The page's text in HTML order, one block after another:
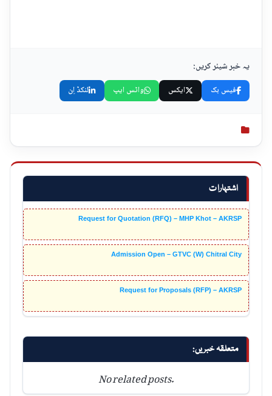
اشتہارات
Request for Quotation (RFQ) – MHP Khot – AKRSP
Admission Open – GTVC (W) Chitral City
Request for Proposals (RFP) – AKRSP
متعلقہ خبریں:
No related posts.
یہ خبر شیئر کریں:
فیس بک ایکس واٹس ایپ لنکڈ اِن